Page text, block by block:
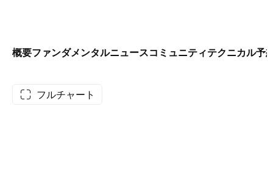
概要ファンダメンタルニュースコミュニティテクニカル予
フルチャート